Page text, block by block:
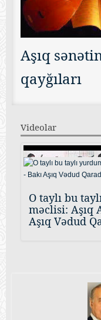
Aşıq
qayğıları
Videolar
O taylı bu
məclisi: Aşıq
Aşıq Vədud